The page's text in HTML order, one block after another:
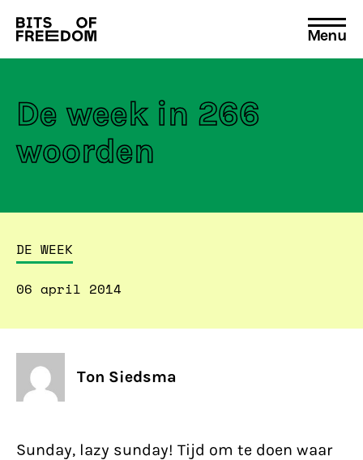
Search
for:
Menu
De week in 266
woorden
DE WEEK
06 april 2014
Ton Siedsma
Sunday, lazy sunday! Tijd om te doen waar